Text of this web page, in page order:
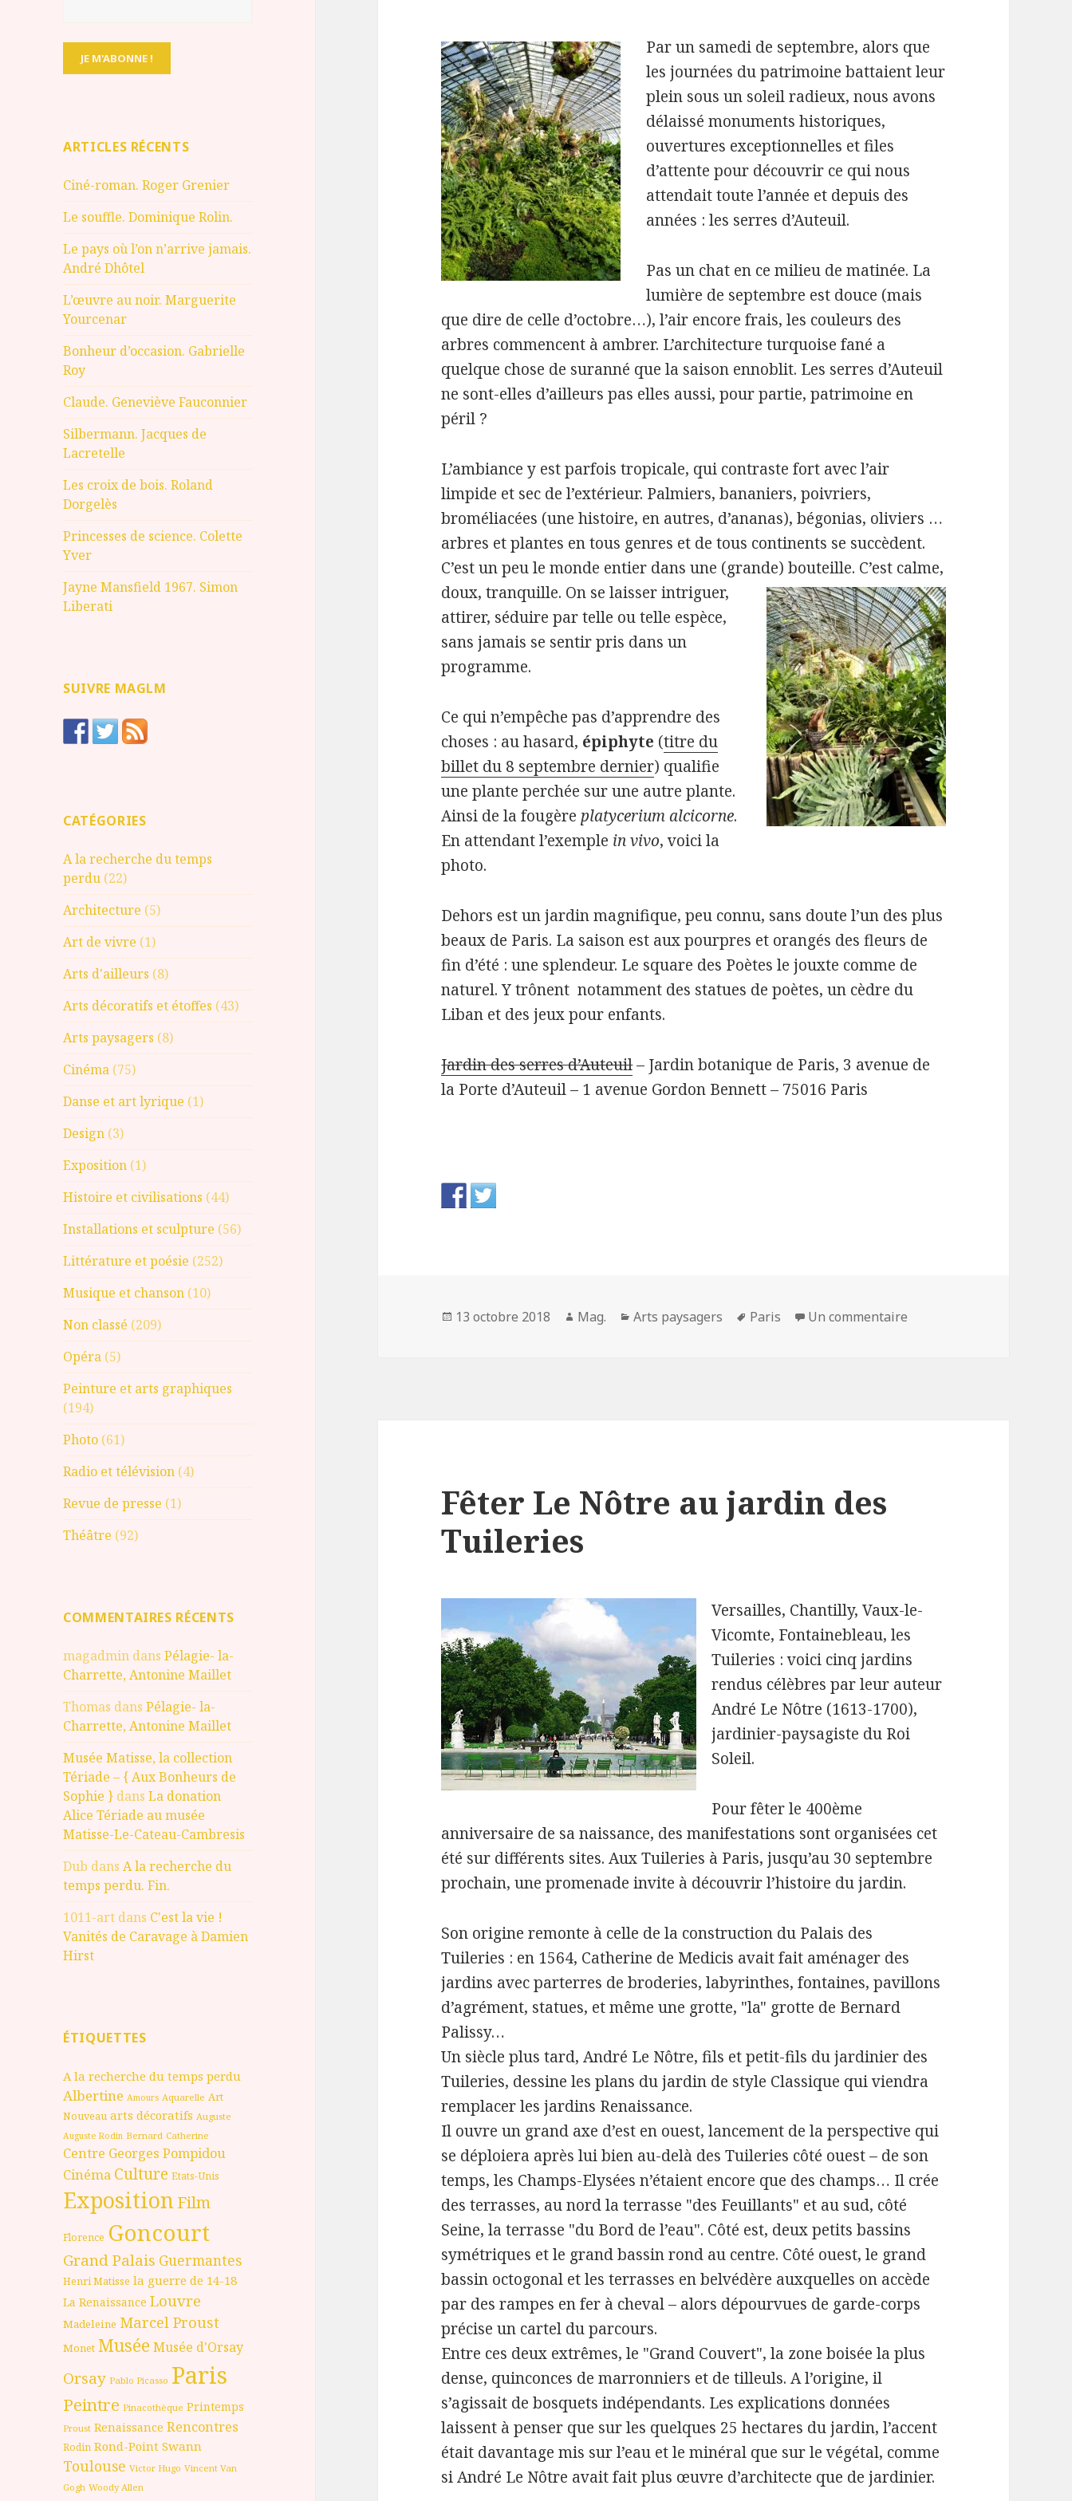
ARTICLES RÉCENTS
Ciné-roman. Roger Grenier
Le souffle. Dominique Rolin.
Le pays où l’on n’arrive jamais.
André Dhôtel
L’œuvre au noir. Marguerite
Yourcenar
Bonheur d’occasion. Gabrielle
Roy
Claude. Geneviève Fauconnier
Silbermann. Jacques de
Lacretelle
Les croix de bois. Roland
Dorgelès
Princesses de science. Colette
Yver
Jayne Mansfield 1967. Simon
Liberati
SUIVRE MAGLM
CATÉGORIES
A la recherche du temps
perdu (22)
Architecture (5)
Art de vivre (1)
Arts d'ailleurs (8)
Arts décoratifs et étoffes (43)
Arts paysagers (8)
Cinéma (75)
Danse et art lyrique (1)
Design (3)
Exposition (1)
Histoire et civilisations (44)
Installations et sculpture (56)
Littérature et poésie (252)
Musique et chanson (10)
Non classé (209)
Opéra (5)
Peinture et arts graphiques
(194)
Photo (61)
Radio et télévision (4)
Revue de presse (1)
Théâtre (92)
COMMENTAIRES RÉCENTS
magadmin dansPélagie- la-
Charrette, Antonine Maillet
Thomas dansPélagie- la-
Charrette, Antonine Maillet
Musée Matisse, la collection
Tériade – { Aux Bonheurs de
Sophie } dansLa donation
Alice Tériade au musée
Matisse-Le-Cateau-Cambresis
Dub dansA la recherche du
temps perdu. Fin.
1011-art dans C'est la vie !
Vanités de Caravage à Damien
Hirst
ÉTIQUETTES
A la recherche du temps perdu
Albertine Amours Aquarelle Art
Nouveau arts décoratifs Auguste
Auguste Rodin Bernard Catherine
Centre Georges Pompidou
Cinéma Culture Etats-Unis
ExpositionFilm
Florence Goncourt
Grand Palais Guermantes
Henri Matisse la guerre de 14-18
La Renaissance Louvre
Madeleine Marcel Proust
Monet Musée Musée d'Orsay
Orsay Pablo Picasso Paris
Peintre Pinacothèque Printemps
Proust Renaissance Rencontres
Rodin Rond-Point Swann
Toulouse Victor Hugo Vincent Van
Gogh Woody Allen
Par un samedi de septembre, alors que
les journées du patrimoine battaient leur
plein sous un soleil radieux, nous avons
délaissé monuments historiques,
ouvertures exceptionnelles et files
d’attente pour découvrir ce qui nous
attendait toute l’année et depuis des
années : les serres d’Auteuil.
Pas un chat en ce milieu de matinée. La
lumière de septembre est douce (mais
que dire de celle d’octobre…), l’air encore frais, les couleurs des
arbres commencent à ambrer. L’architecture turquoise fané a
quelque chose de suranné que la saison ennoblit. Les serres d’Auteuil
ne sont-elles d’ailleurs pas elles aussi, pour partie, patrimoine en
péril ?
L’ambiance y est parfois tropicale, qui contraste fort avec l’air
limpide et sec de l’extérieur. Palmiers, bananiers, poivriers,
broméliacées (une histoire, en autres, d’ananas), bégonias, oliviers …
arbres et plantes en tous genres et de tous continents se succèdent.
C’est un peu le monde entier dans une (grande) bouteille. C’est calme,
doux, tranquille. On selaisser intriguer,
attirer, séduire par telle ou telle espèce,
sans jamais se sentir pris dans un
programme.
Ce qui n’empêche pas d’apprendre des
choses : au hasard, épiphyte (titre du
billet du 8 septembre dernier) qualifie
une plante perchée sur une autre plante.
Ainsi de la fougère platycerium alcicorne.
En attendant l’exemple in vivo, voici la
photo.
Dehors est un jardin magnifique, peu connu, sans doute l’un des plus
beaux de Paris. La saison est aux pourpres et orangés des fleurs de
fin d’été : une splendeur. Le square des Poètes le jouxte comme de
naturel. Y trônent notamment des statues de poètes, un cèdre du
Liban et des jeux pour enfants.
Jardin des serres d’Auteuil– Jardin botanique de Paris, 3 avenue de
la Porte d’Auteuil – 1 avenue Gordon Bennett – 75016 Paris
Publié
13 octobre 2018 Auteur
Mag. Catégories
Arts paysagers
Mots-
Paris Un commentaire
Fêter Le Nôtre au jardin des
Tuileries
Versailles, Chantilly, Vaux-le-
Vicomte, Fontainebleau, les
Tuileries : voici cinq jardins
rendus célèbres par leur auteur
André Le Nôtre (1613-1700),
jardinier-paysagiste du Roi
Soleil.
Pour fêter le 400ème
anniversaire de sa naissance, des manifestations sont organisées cet
été sur différents sites. Aux Tuileries à Paris, jusqu’au 30 septembre
prochain, une promenade invite à découvrir l’histoire du jardin.
Son origine remonte à celle de la construction du Palais des
Tuileries : en 1564, Catherine de Medicis avait fait aménager des
jardins avec parterres de broderies, labyrinthes, fontaines, pavillons
d’agrément, statues, et même une grotte, "la" grotte de Bernard
Palissy…
Un siècle plus tard, André Le Nôtre, fils et petit-fils du jardinier des
Tuileries, dessine les plans du jardin de style Classique qui viendra
remplacer les jardins Renaissance.
Il ouvre un grand axe d’est en ouest, lancement de la perspective qui
se déploiera après lui bien au-delà des Tuileries côté ouest – de son
temps, les Champs-Elysées n’étaient encore que des champs… Il crée
des terrasses, au nord la terrasse "des Feuillants" et au sud, côté
Seine, la terrasse "du Bord de l’eau". Côté est, deux petits bassins
symétriques et le grand bassin rond au centre. Côté ouest, le grand
bassin octogonal et les terrasses en belvédère auxquelles on accède
par des rampes en fer à cheval – alors dépourvues de garde-corps
précise un cartel du parcours.
Entre ces deux extrêmes, le "Grand Couvert", la zone boisée la plus
dense, quinconces de marronniers et de tilleuls. A l’origine, il
s’agissait de bosquets indépendants. Les explications données
laissent à penser que sur les quelques 25 hectares du jardin, l’accent
était davantage mis sur l’eau et le minéral que sur le végétal, comme
si André Le Nôtre avait fait plus œuvre d’architecte que de jardinier.